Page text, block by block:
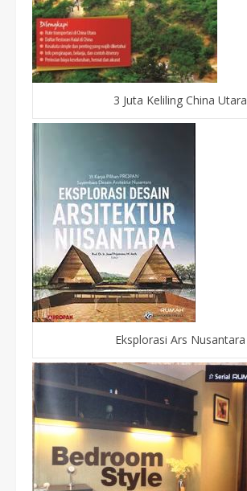
3 Juta Keliling China Utara
Eksplorasi Ars Nusantara